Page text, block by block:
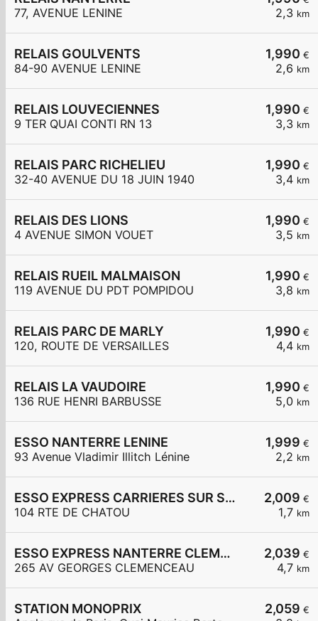
2,3 km
77, AVENUE LENINE
1,990 €
2,6 km
RELAIS GOULVENTS
84-90 AVENUE LENINE
1,990 €
3,3 km
RELAIS LOUVECIENNES
9 TER QUAI CONTI RN 13
1,990 €
3,4 km
RELAIS PARC RICHELIEU
32-40 AVENUE DU 18 JUIN 1940
1,990 €
3,5 km
RELAIS DES LIONS
4 AVENUE SIMON VOUET
1,990 €
3,8 km
RELAIS RUEIL MALMAISON
119 AVENUE DU PDT POMPIDOU
1,990 €
4,4 km
RELAIS PARC DE MARLY
120, ROUTE DE VERSAILLES
1,990 €
5,0 km
RELAIS LA VAUDOIRE
136 RUE HENRI BARBUSSE
1,999 €
2,2 km
ESSO NANTERRE LENINE
93 Avenue Vladimir Illitch Lénine
2,009 €
1,7 km
ESSO EXPRESS CARRIERES SUR SEINE
104 RTE DE CHATOU
2,039 €
4,7 km
ESSO EXPRESS NANTERRE CLEMENCEAU
265 AV GEORGES CLEMENCEAU
2,059 €
STATION MONOPRIX